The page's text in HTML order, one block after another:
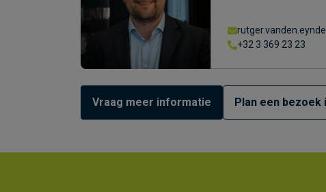
+32 3 369 23 23
Vraag meer informatie Plan een bezoek